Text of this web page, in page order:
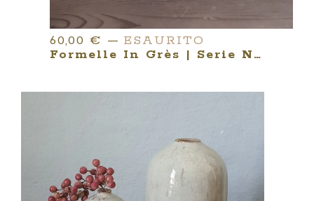
60,00 € — ESAURITO
Formelle In Grès | Serie NATURA NATURATA